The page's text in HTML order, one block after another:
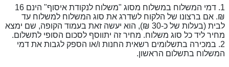
1. דמי המשלוח במשלוח מסוג "משלוח לנקודת איסוף" הינם 16
₪. אם ברצונו של הלקוח לשדרג את סוג המשלוח למשלוח עד
לבית (בעלות של כ-30
₪), הוא יעשה זאת בעמוד הקופה, שם ימצא
מחיר ליד כל סוג משלוח. מחיר זה יתווסף לסכום הסופי לתשלום.
2. במכירה בתשלומים רשאית החנות ו/או הספק לגבות את דמי
המשלוח בתשלום הראשון.